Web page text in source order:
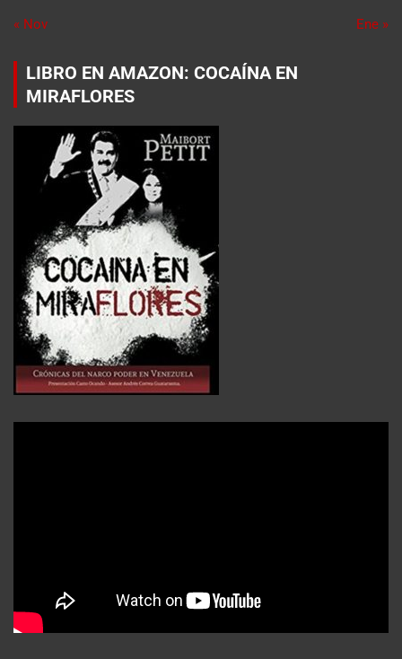
« Nov Ene »
LIBRO EN AMAZON: COCAÍNA EN
MIRAFLORES